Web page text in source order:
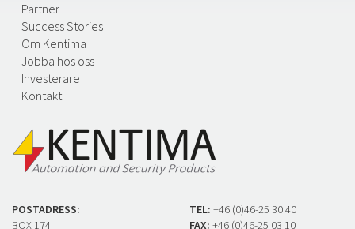
Partner
Success Stories
Om Kentima
Jobba hos oss
Investerare
Kontakt
POSTADRESS:
BOX 174
TEL: +46 (0)46-25 30 40
FAX: +46 (0)46-25 03 10